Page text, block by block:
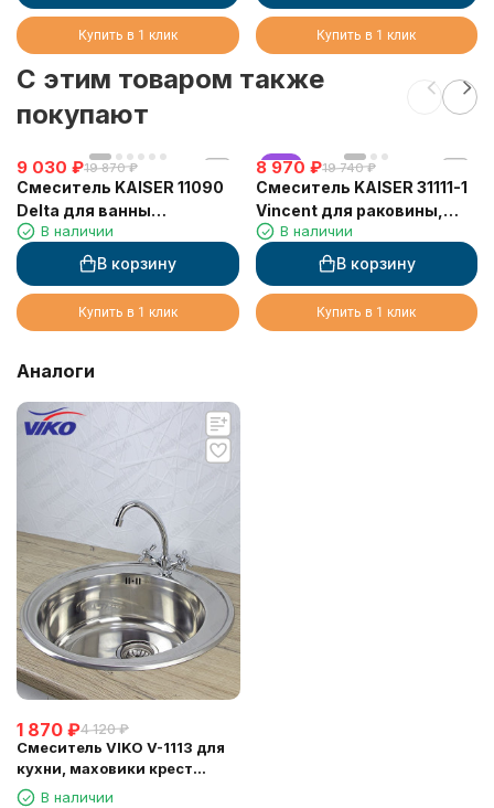
Купить в 1 клик Купить в 1 клик
C этим товаром также
покупают
9 030 ₽19 870 ₽
Смеситель KAISER 11090
Delta для ванны
(дивертор art 55)
В наличии
В корзину
Купить в 1 клик
хит
8 970 ₽19 740 ₽
Смеситель KAISER 31111-1
Vincent для раковины,
бронзовый
В наличии
В корзину
Купить в 1 клик
Аналоги
1 870 ₽4 120 ₽
Смеситель VIKO V-1113 для
кухни, маховики крест
керамика, с гайкой
В наличии